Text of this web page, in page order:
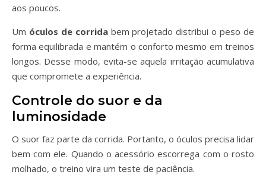
aos poucos.
Um óculos de corridabem projetado distribui o peso de
forma equilibrada e mantém o conforto mesmo em treinos
longos. Desse modo, evita-se aquela irritação acumulativa
que compromete a experiência.
Controle do suor e da
luminosidade
O suor faz parte da corrida. Portanto, o óculos precisa lidar
bem com ele. Quando o acessório escorrega com o rosto
molhado, o treino vira um teste de paciência.